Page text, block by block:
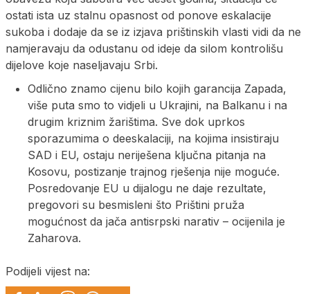
ostati ista uz stalnu opasnost od ponove eskalacije
sukoba i dodaje da se iz izjava prištinskih vlasti vidi da ne
namjeravaju da odustanu od ideje da silom kontrolišu
dijelove koje naseljavaju Srbi.
Odlično znamo cijenu bilo kojih garancija Zapada,
više puta smo to vidjeli u Ukrajini, na Balkanu i na
drugim kriznim žarištima. Sve dok uprkos
sporazumima o deeskalaciji, na kojima insistiraju
SAD i EU, ostaju neriješena ključna pitanja na
Kosovu, postizanje trajnog rješenja nije moguće.
Posredovanje EU u dijalogu ne daje rezultate,
pregovori su besmisleni što Prištini pruža
mogućnost da jača antisrpski narativ – ocijenila je
Zaharova.
Podijeli vijest na: